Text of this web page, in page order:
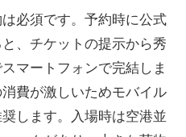
必須です。予約時に公式
、チケットの提示から秀
マートフォンで完結しま
費が激しいためモバイル
します。入場時は空港並